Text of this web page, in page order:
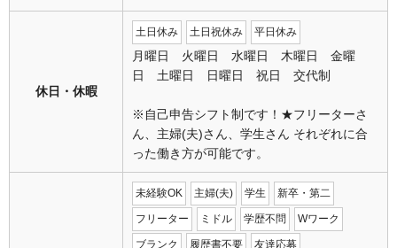
休日・休暇
土日休み 土日祝休み 平日休み
月曜日 火曜日 水曜日 木曜日 金曜
日 土曜日 日曜日 祝日 交代制
※自己申告シフト制です！★フリーターさ
ん、主婦(夫)さん、学生さん それぞれに合
った働き方が可能です。
未経験OK 主婦(夫) 学生 新卒・第二
フリーター ミドル 学歴不問 Wワーク
ブランク 履歴書不要 友達応募